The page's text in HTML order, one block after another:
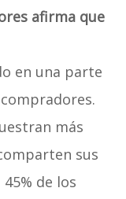
afirma que
en una parte
más
sus
de los